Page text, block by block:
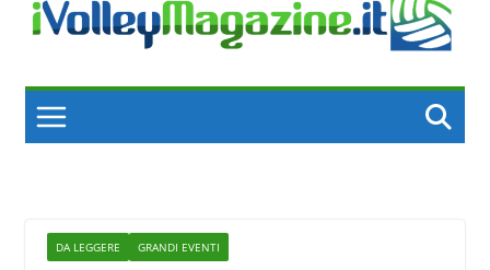
content
DA LEGGERE GRANDI EVENTI